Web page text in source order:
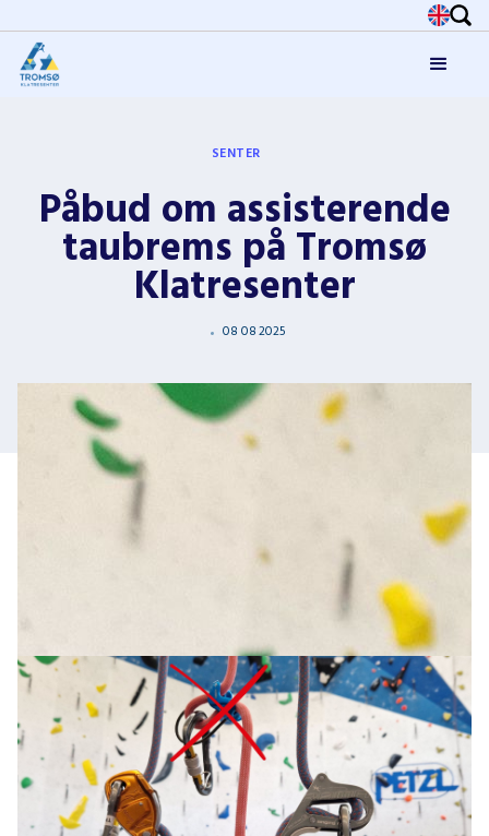
SENTER
Påbud om assisterende
taubrems på Tromsø
Klatresenter
08 082025
Viktig endring på Tromsø Klatresenter
Tidene forandrer seg i nord også...